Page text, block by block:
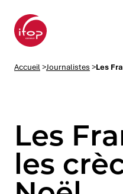
submenu
Accueil>Journalistes >Les
Les
les